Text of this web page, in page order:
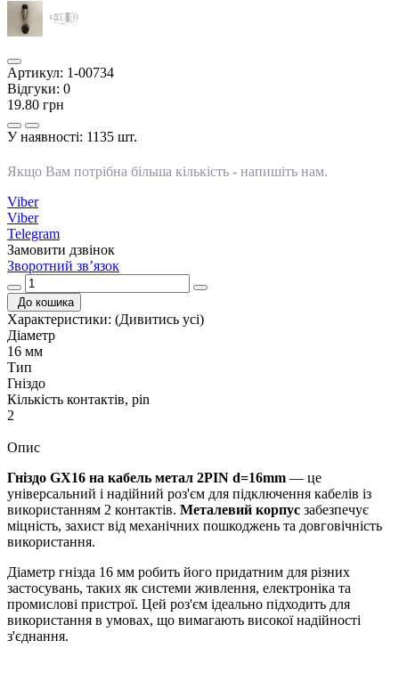
Артикул: 1-00734
Відгуки: 0
19.80 грн
У наявності: 1135 шт.
Якщо Вам потрібна більша кількість - напишіть нам.
Viber
Viber
Telegram
Замовити дзвінок
Зворотний зв’язок
До кошика
Характеристики: (Дивитись усі)
Діаметр
16 мм
Тип
Гніздо
Кількість контактів, pin
2
Опис
Гніздо GX16 на кабель метал 2PIN d=16mm — це
універсальний і надійний роз'єм для підключення кабелів із
використанням 2 контактів. Металевий корпус забезпечує
міцність, захист від механічних пошкоджень та довговічність
використання.
Діаметр гнізда 16 мм робить його придатним для різних
застосувань, таких як системи живлення, електроніка та
промислові пристрої. Цей роз'єм ідеально підходить для
використання в умовах, що вимагають високої надійності
з'єднання.